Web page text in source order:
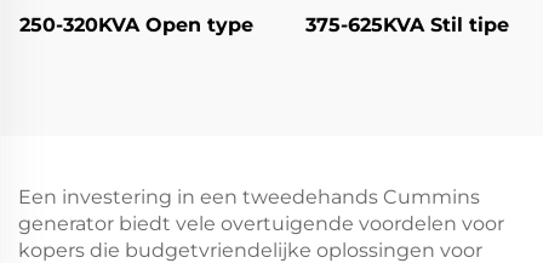
250-320KVA Open type 375-625KVA Stil tipe
Een investering in een tweedehands Cummins
generator biedt vele overtuigende voordelen voor
kopers die budgetvriendelijke oplossingen voor